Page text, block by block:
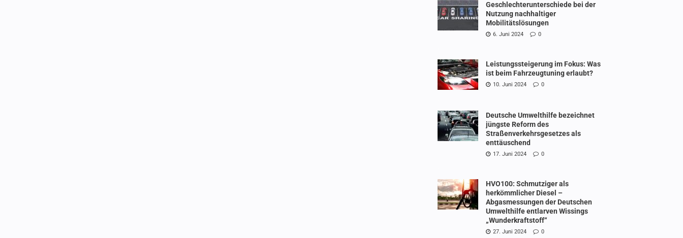
Geschlechterunterschiede bei der
Nutzung nachhaltiger
Mobilitätslösungen
6. Juni 2024 0
Leistungssteigerung im Fokus: Was
ist beim Fahrzeugtuning erlaubt?
10. Juni 2024 0
Deutsche Umwelthilfe bezeichnet
jüngste Reform des
Straßenverkehrsgesetzes als
enttäuschend
17. Juni 2024 0
HVO100: Schmutziger als
herkömmlicher Diesel –
Abgasmessungen der Deutschen
Umwelthilfe entlarven Wissings
„Wunderkraftstoff“
27. Juni 2024 0